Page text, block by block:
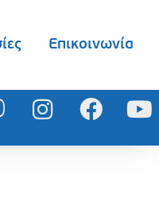
Επικοινωνία